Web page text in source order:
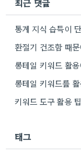
최근 댓글
태그